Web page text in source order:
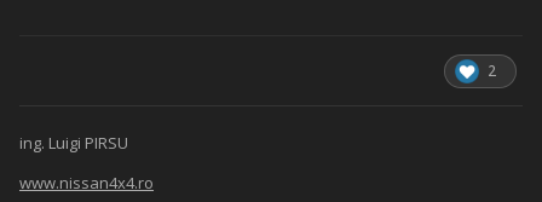
2
ing. Luigi PIRSU
www.nissan4x4.ro